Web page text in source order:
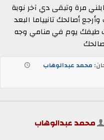
مرة وتبقى دي آخر نوبة
أصالحك تانيياما البعد
طيفك يوم في منامي وجه
محمد عبدالوهاب
محمد عبدالوهاب